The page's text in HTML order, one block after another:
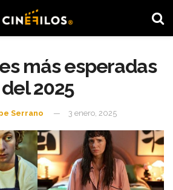
más esperadas
del 2025
Serrano 3 enero, 2025